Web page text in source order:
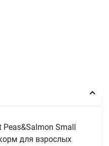
Small
для взрослых